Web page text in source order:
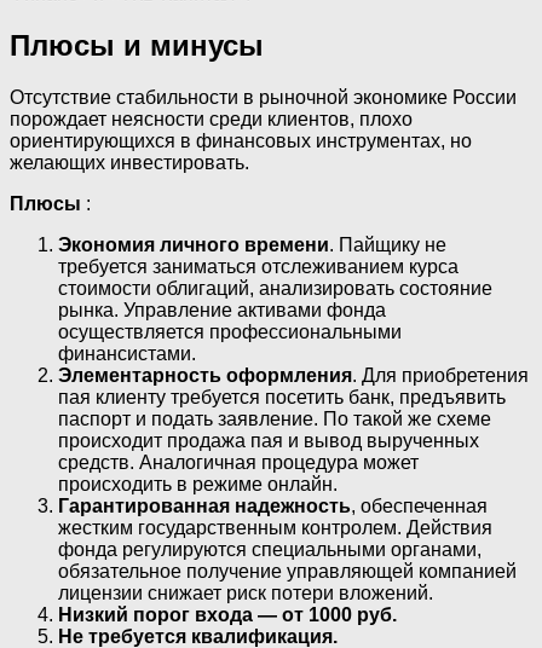
Плюсы и минусы
Отсутствие стабильности в рыночной экономике России
порождает неясности среди клиентов, плохо
ориентирующихся в финансовых инструментах, но
желающих инвестировать.
Плюсы :
Экономия личного времени. Пайщику не
требуется заниматься отслеживанием курса
стоимости облигаций, анализировать состояние
рынка. Управление активами фонда
осуществляется профессиональными
финансистами.
Элементарность оформления. Для приобретения
пая клиенту требуется посетить банк, предъявить
паспорт и подать заявление. По такой же схеме
происходит продажа пая и вывод вырученных
средств. Аналогичная процедура может
происходить в режиме онлайн.
Гарантированная надежность, обеспеченная
жестким государственным контролем. Действия
фонда регулируются специальными органами,
обязательное получение управляющей компанией
лицензии снижает риск потери вложений.
Низкий порог входа — от 1000 руб.
Не требуется квалификация.